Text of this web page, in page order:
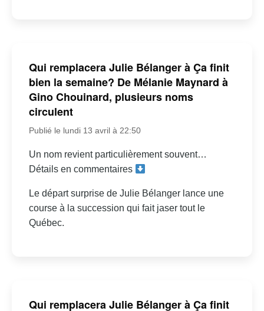
Qui remplacera Julie Bélanger à Ça finit
bien la semaine? De Mélanie Maynard à
Gino Chouinard, plusieurs noms
circulent
Publié le lundi 13 avril à 22:50
Un nom revient particulièrement souvent…
Détails en commentaires
Le départ surprise de Julie Bélanger lance une
course à la succession qui fait jaser tout le
Québec.
Qui remplacera Julie Bélanger à Ça finit